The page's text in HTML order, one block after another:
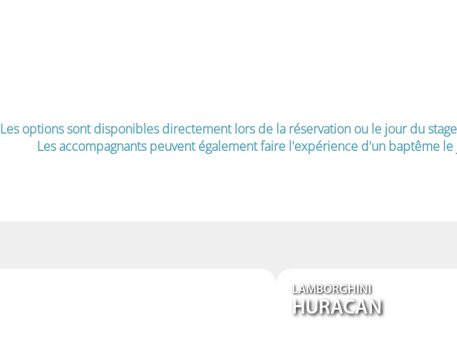
Les options sont disponibles directement lors de la réservation ou le jour du
Les accompagnants peuvent également faire l'expérience d'un baptême le
LAMBORGHINI
HURACAN